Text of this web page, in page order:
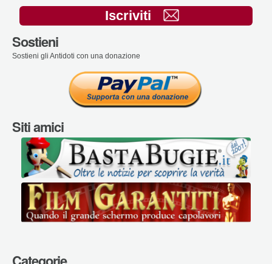
Iscriviti
Sostieni
Sostieni gli Antidoti con una donazione
Siti amici